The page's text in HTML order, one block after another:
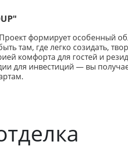
формирует особенный
там, где легко созидать,
комфорта для гостей и
для инвестиций — вы